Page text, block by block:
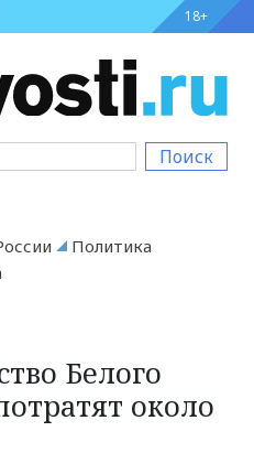
18+
Поиск
Политика
Белого
около